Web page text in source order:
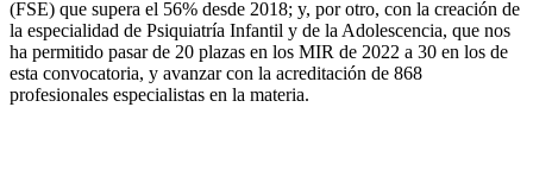
(FSE) que supera el 56% desde 2018; y, por otro, con la creación de
la especialidad de Psiquiatría Infantil y de la Adolescencia, que nos
ha permitido pasar de 20 plazas en los MIR de 2022 a 30 en los de
esta convocatoria, y avanzar con la acreditación de 868
profesionales especialistas en la materia.